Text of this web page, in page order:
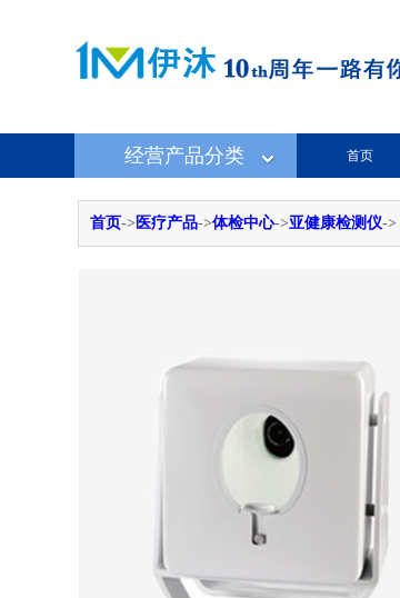
经营产品分类 首页
首页-> 医疗产品->体检中心->亚健康检测仪->